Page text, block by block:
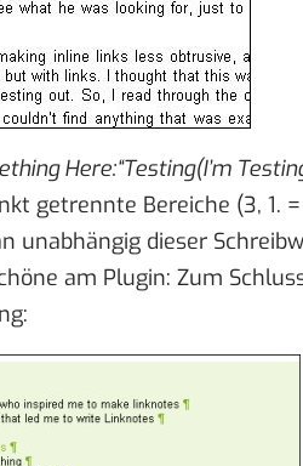
Here:“Testing(I’m
getrennte Bereiche (3, 1.
unabhängig dieser
am Plugin: Zum